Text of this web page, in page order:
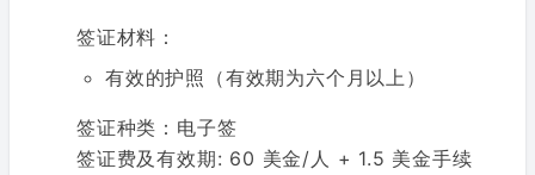
签证材料：
有效的护照（有效期为六个月以上）
签证种类：电子签
签证费及有效期: 60 美金/人 + 1.5 美金手续